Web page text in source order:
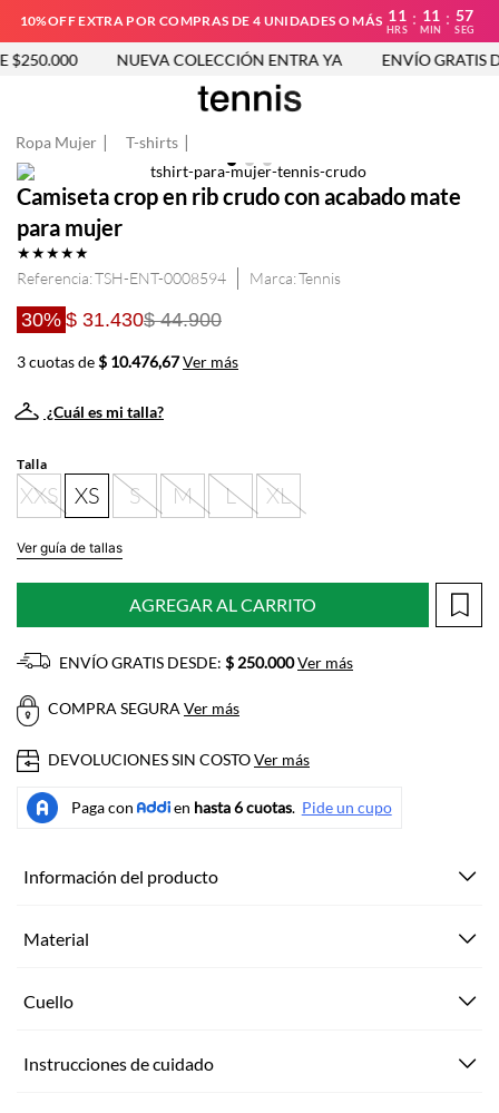
10%OFF EXTRA POR COMPRAS DE 4 UNIDADES O MÁS 11
HRS
: 11
MIN
: 57
SEG
NUEVA COLECCIÓN ENTRA YA ENVÍO GRATIS
Ropa Mujer T-shirts
Camiseta crop en rib crudo con acabado mate
para mujer
★★★★★
Referencia:TSH-ENT-0008594 Tennis
30% $ 31.430$ 44.900
3 cuotas de$ 10.476,67Ver más
¿Cuál es mi talla?
Talla
XXS XS S M L XL
Ver guía de tallas
AGREGAR AL CARRITO
ENVÍO GRATIS DESDE: $ 250.000Ver más
COMPRA SEGURAVer más
DEVOLUCIONES SIN COSTOVer más
Información del producto
Material
Cuello
Instrucciones de cuidado